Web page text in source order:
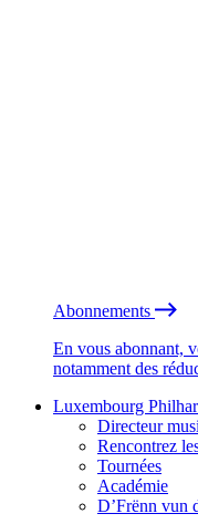
Abonnements
En vous abonnant,
notamment des
Luxembourg
Directeur
Rencontrez
Tournées
Académie
D’Frënn vun